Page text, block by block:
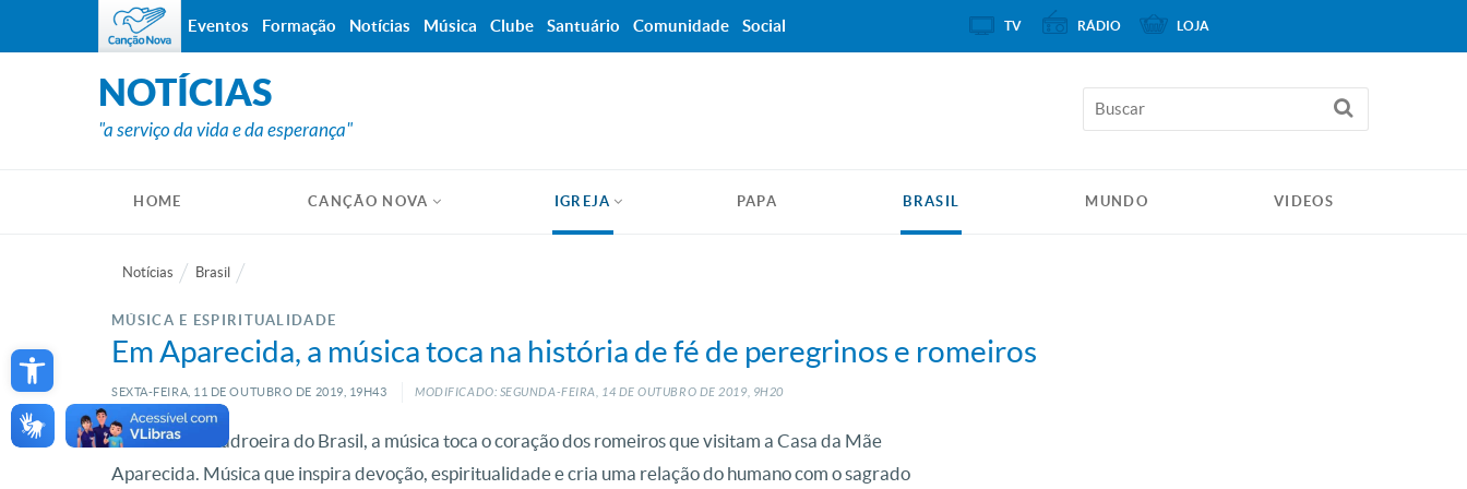
Open toolbar
NOTÍCIAS
"a serviço da vida e da esperança"
HOME CANÇÃO NOVA IGREJA PAPA BRASIL MUNDO VIDEOS
Notícias Brasil
MÚSICA E ESPIRITUALIDADE
Em Aparecida, a música toca na história de fé de peregrinos e romeiros
SEXTA-FEIRA, 11 DE OUTUBRO DE 2019, 19H43 MODIFICADO: SEGUNDA-FEIRA, 14 DEOUTUBRO DE2019, 9H20
Na Terra da Padroeira do Brasil, a música toca o coração dos romeiros que visitam a Casa da Mãe
Aparecida. Música que inspira devoção, espiritualidade e cria uma relação do humano com o sagrado
Eventos Formação Notícias Música Clube Santuário Comunidade Social TV RÁDIO LOJA